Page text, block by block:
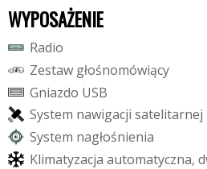
WYPOSAŻENIE
Radio
Zestaw głośnomówiący
Gniazdo USB
System nawigacji satelitarnej
System nagłośnienia
Klimatyzacja automatyczna, d